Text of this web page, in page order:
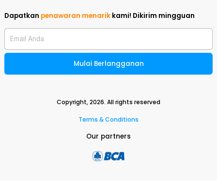
Dapatkan penawaran menarik kami! Dikirim mingguan
Email Anda
Mulai Berlangganan
Copyright,2026. All rights reserved
Terms & Conditions
Our partners